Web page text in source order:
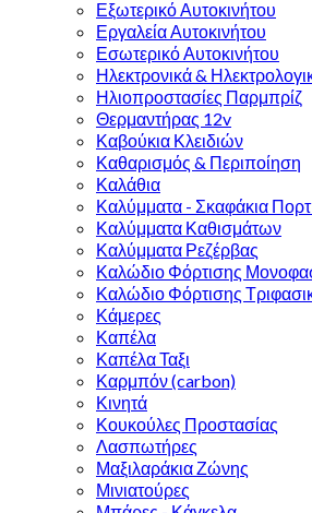
Εξωτερικό Αυτοκινήτου
Εργαλεία Αυτοκινήτου
Εσωτερικό Αυτοκινήτου
Ηλεκτρονικά &
Ηλιοπροστασίες Παρμπρίζ
Θερμαντήρας 12v
Καβούκια Κλειδιών
Καθαρισμός & Περιποίηση
Καλάθια
Καλύμματα - Σκαφάκια
Καλύμματα Καθισμάτων
Καλύμματα Ρεζέρβας
Καλώδιο Φόρτισης
Καλώδιο Φόρτισης
Κάμερες
Καπέλα
Καπέλα Ταξι
Καρμπόν (carbon)
Κινητά
Κουκούλες Προστασίας
Λασπωτήρες
Μαξιλαράκια Ζώνης
Μινιατούρες